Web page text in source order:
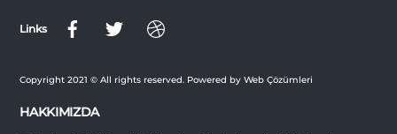
Links
Copyright 2021 © All rights reserved. Powered by Web Çözümleri
HAKKIMIZDA